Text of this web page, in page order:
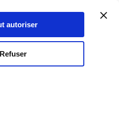
autoriser
Refuser
connecter